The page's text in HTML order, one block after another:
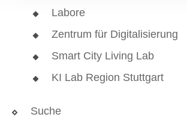
Labore
Zentrum für Digitalisierung
Smart City Living Lab
KI Lab Region Stuttgart
Suche